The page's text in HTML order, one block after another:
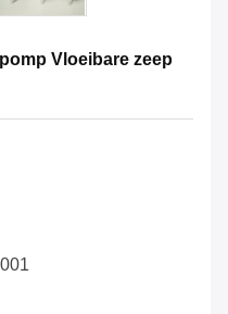
Vloeibare zeep